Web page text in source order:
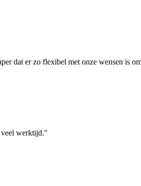
dat er zo flexibel met onze wensen is
veel werktijd."